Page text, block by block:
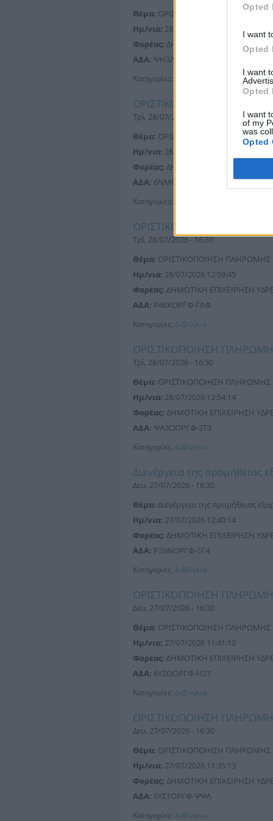
Opted
I want
Opted
I want
Opted
I want
of my
was
Opted
Θέμα: ΟΡΙΣΤΙΚΟΠΟΙΗΣΗ ΠΛΗΡΩΜΗΣ
Ημ/νια: 28/07/2026 13:09:44
Φορέας: ΔΗΜΟΤΙΚΗ ΕΠΙΧΕΙΡΗΣΗ
ΑΔΑ: ΨΗ3ΛΟΡΓΦ-Σ5Κ
Κατηγορίες:
ΟΡΙΣΤΙΚΟΠΟΙΗΣΗ ΠΛΗΡΩΜΗΣ
Τρί, 28/07/2026 - 16:30
Θέμα: ΟΡΙΣΤΙΚΟΠΟΙΗΣΗ ΠΛΗΡΩΜΗΣ
Ημ/νια: 28/07/2026 13:04:19
Φορέας: ΔΗΜΟΤΙΚΗ ΕΠΙΧΕΙΡΗΣΗ
ΑΔΑ: 6ΝΜΘΟΡΓΦ-ΛΝΣ
Κατηγορίες:
ΟΡΙΣΤΙΚΟΠΟΙΗΣΗ ΠΛΗΡΩΜΗΣ
Τρί, 28/07/2026 - 16:30
Θέμα: ΟΡΙΣΤΙΚΟΠΟΙΗΣΗ ΠΛΗΡΩΜΗΣ
Ημ/νια: 28/07/2026 12:59:45
Φορέας: ΔΗΜΟΤΙΚΗ ΕΠΙΧΕΙΡΗΣΗ
ΑΔΑ: Ρ46ΧΟΡΓΦ-ΓΛΦ
Κατηγορίες: Δι@ύγεια
ΟΡΙΣΤΙΚΟΠΟΙΗΣΗ
Τρί, 28/07/2026 - 16:30
Θέμα: ΟΡΙΣΤΙΚΟΠΟΙΗΣΗ ΠΛΗΡΩΜΗΣ
Ημ/νια: 28/07/2026 12:54:14
Φορέας: ΔΗΜΟΤΙΚΗ ΕΠΙΧΕΙΡΗΣΗ
ΑΔΑ: ΨΑ3ΩΟΡΓΦ-2Τ3
Κατηγορίες: Δι@ύγεια
Διενέργεια της
Δευ, 27/07/2026 - 16:30
Θέμα: Διενέργεια της προμήθειας
Ημ/νια: 27/07/2026 12:40:14
Φορέας: ΔΗΜΟΤΙΚΗ ΕΠΙΧΕΙΡΗΣΗ
ΑΔΑ: ΡΞ6ΝΟΡΓΦ-ΞΓ4
Κατηγορίες: Δι@ύγεια
ΟΡΙΣΤΙΚΟΠΟΙΗΣΗ
Δευ, 27/07/2026 - 16:30
Θέμα: ΟΡΙΣΤΙΚΟΠΟΙΗΣΗ ΠΛΗΡΩΜΗΣ
Ημ/νια: 27/07/2026 11:41:10
Φορέας: ΔΗΜΟΤΙΚΗ ΕΠΙΧΕΙΡΗΣΗ
ΑΔΑ: 6Υ2ΩΟΡΓΦ-Η27
Κατηγορίες: Δι@ύγεια
ΟΡΙΣΤΙΚΟΠΟΙΗΣΗ
Δευ, 27/07/2026 - 16:30
Θέμα: ΟΡΙΣΤΙΚΟΠΟΙΗΣΗ ΠΛΗΡΩΜΗΣ
Ημ/νια: 27/07/2026 11:35:13
Φορέας: ΔΗΜΟΤΙΚΗ ΕΠΙΧΕΙΡΗΣΗ
ΑΔΑ: 6ΥΣ1ΟΡΓΦ-ΨΨΛ
Κατηγορίες: Δι@ύγεια